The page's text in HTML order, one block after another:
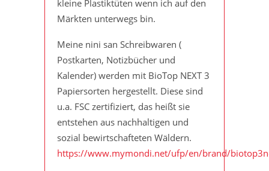
kleine Plastiktüten wenn ich auf den
Märkten unterwegs bin.
Meine nini san Schreibwaren (
Postkarten, Notizbücher und
Kalender) werden mit BioTop NEXT 3
Papiersorten hergestellt. Diese sind
u.a. FSC zertifiziert, das heißt sie
entstehen aus nachhaltigen und
sozial bewirtschafteten Wäldern.
https://www.mymondi.net/ufp/en/brand/